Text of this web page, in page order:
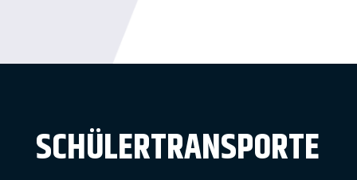
SCHÜLER­­TRANSPORTE